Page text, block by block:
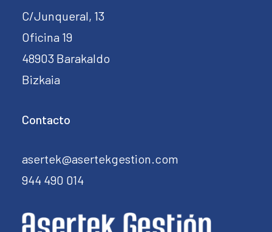
C/Junqueral, 13
Oficina 19
48903 Barakaldo
Bizkaia
Contacto
asertek@asertekgestion.com
944 490 014